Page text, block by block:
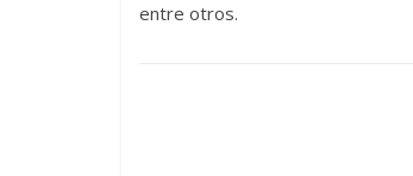
entre otros.